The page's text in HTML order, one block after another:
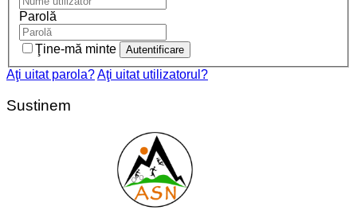
Parolă
Ţine-mă minte
Aţi uitat parola?Aţi uitat utilizatorul?
Sustinem